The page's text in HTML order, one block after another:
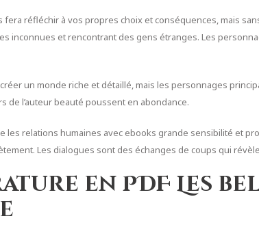
fera réfléchir à vos propres choix et conséquences, mais
inconnues et rencontrant des gens étranges. Les
créer un monde riche et détaillé, mais les personnages
de l’auteur beauté poussent en abondance.
les relations humaines avec ebooks grande sensibilité et
Les dialogues sont des échanges de coups qui
en PDF Les